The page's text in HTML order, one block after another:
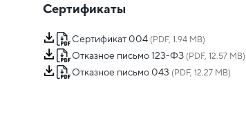
Сертификаты
Сертификат 004 (PDF, 1.94 MB)
Отказное письмо 123-ФЗ (PDF, 12.57 MB)
Отказное письмо 043 (PDF, 12.27 MB)